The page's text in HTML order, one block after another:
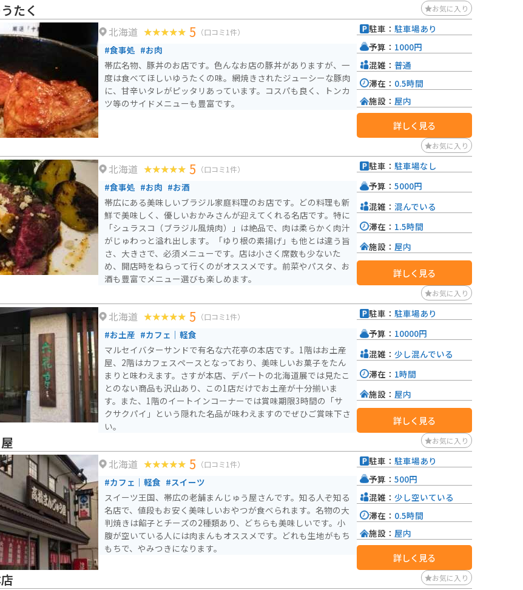
たく お気に入り
北海道 5 （口コミ1件）
#食事処 #お肉
帯広名物、豚丼のお店です。色んなお店の豚丼がありますが、一
度は食べてほしいゆうたくの味。網焼きされたジューシーな豚肉
に、甘辛いタレがピッタリあっています。コスパも良く、トンカ
ツ等のサイドメニューも豊富です。
駐車： 駐車場あり
予算： 1000円
混雑： 普通
滞在： 0.5時間
施設： 屋内
詳しく見る
お気に入り
北海道 5 （口コミ1件）
#食事処 #お肉 #お酒
帯広にある美味しいブラジル家庭料理のお店です。どの料理も新
鮮で美味しく、優しいおかみさんが迎えてくれる名店です。特に
「シュラスコ（ブラジル風焼肉）」は絶品で、肉は柔らかく肉汁
がじゅわっと溢れ出します。「ゆり根の素揚げ」も他とは違う旨
さ、大きさで、必須メニューです。店は小さく席数も少ないた
め、開店時をねらって行くのがオススメです。前菜やパスタ、お
酒も豊富でメニュー選びも楽しめます。
駐車： 駐車場なし
予算： 5000円
混雑： 混んでいる
滞在： 1.5時間
施設： 屋内
詳しく見る
お気に入り
北海道 5 （口コミ1件）
#お土産 #カフェ｜軽食
マルセイバターサンドで有名な六花亭の本店です。1階はお土産
屋、2階はカフェスペースとなっており、美味しいお菓子をたん
まりと味わえます。さすが本店、デパートの北海道展では見たこ
とのない商品も沢山あり、この1店だけでお土産が十分揃いま
す。また、1階のイートインコーナーでは賞味期限3時間の「サ
クサクパイ」という隠れた名品が味わえますのでぜひご賞味下さ
い。
駐車： 駐車場あり
予算： 10000円
混雑： 少し混んでいる
滞在： 1時間
施設： 屋内
詳しく見る
お気に入り
北海道 5 （口コミ1件）
#カフェ｜軽食 #スイーツ
スイーツ王国、帯広の老舗まんじゅう屋さんです。知る人ぞ知る
名店で、値段もお安く美味しいおやつが食べられます。名物の大
判焼きは餡子とチーズの2種類あり、どちらも美味しいです。小
腹が空いている人には肉まんもオススメです。どれも生地がもち
もちで、やみつきになります。
駐車： 駐車場あり
予算： 500円
混雑： 少し空いている
滞在： 0.5時間
施設： 屋内
詳しく見る
お気に入り